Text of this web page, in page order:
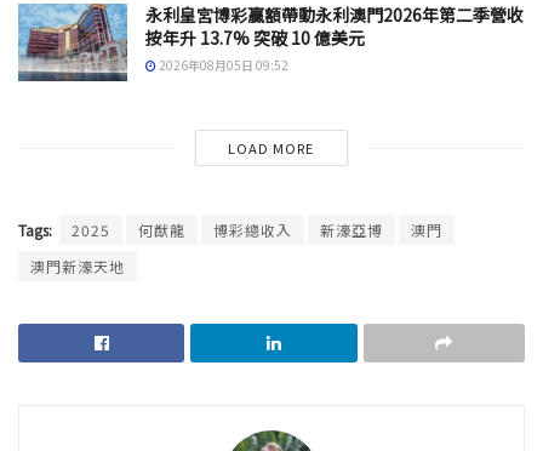
永利皇宮博彩贏額帶動永利澳門2026年第二季營收
按年升 13.7% 突破 10 億美元
2026年08月05日 09:52
LOAD MORE
Tags: 2025 何猷龍 博彩總收入 新濠亞博
澳門
澳門新濠天地